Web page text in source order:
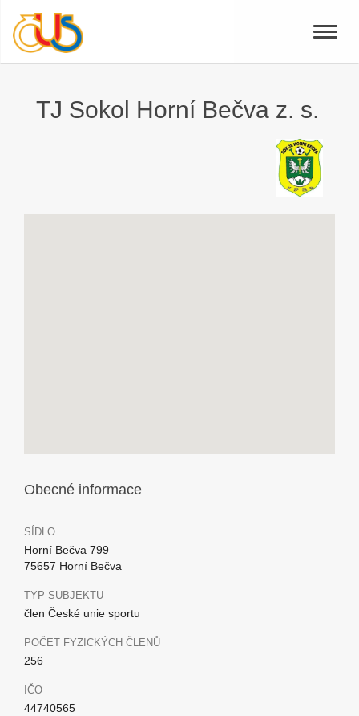
Toggle
TJ Sokol Horní Bečva z. s.
Obecné informace
SÍDLO
Horní Bečva 799
75657 Horní Bečva
TYP SUBJEKTU
člen České unie sportu
POČET FYZICKÝCH ČLENŮ
256
IČO
44740565